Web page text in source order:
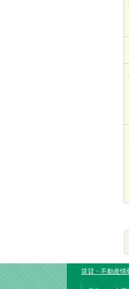
賃貸・不動産情